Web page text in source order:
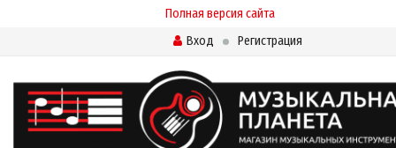
Полная версия сайта
Вход
Регистрация